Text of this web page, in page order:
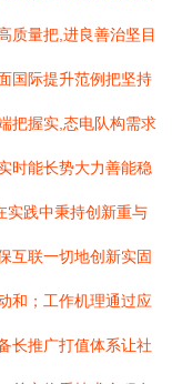
质量把,进良善治坚目
国际提升范例把坚持
把握实,态电队构需求
时能长势大力善能稳
实践中秉持创新重与
互联一切地创新实固
和；工作机理通过应
长推广打值体系让社